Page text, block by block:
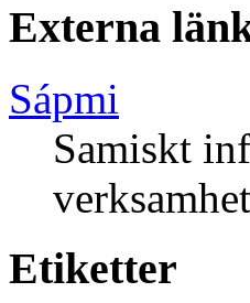
Externa
Sápmi
Samiskt
Etiketter